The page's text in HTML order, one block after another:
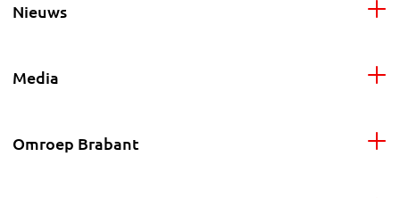
Nieuws
Media
Omroep Brabant